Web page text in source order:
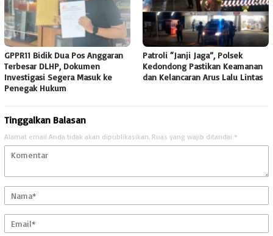
GPPR11 Bidik Dua Pos Anggaran
Terbesar DLHP, Dokumen
Investigasi Segera Masuk ke
Penegak Hukum
Patroli “Janji Jaga”, Polsek
Kedondong Pastikan Keamanan
dan Kelancaran Arus Lalu Lintas
Tinggalkan Balasan
Alamat email Anda tidak akan dipublikasikan. Ruas yang wajib ditandai *